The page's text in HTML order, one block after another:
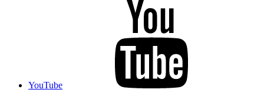
YouTube